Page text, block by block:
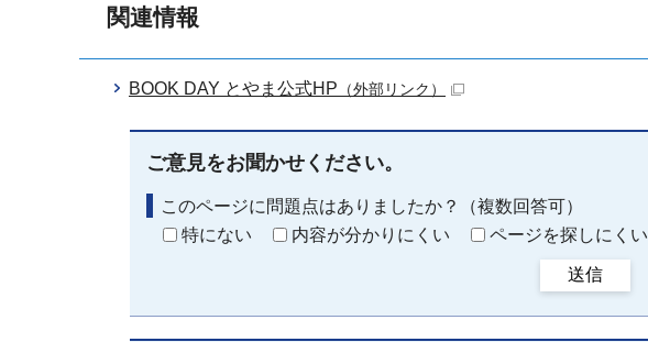
関連情報
BOOK DAY とやま公式HP （外部リンク）
ご意見をお聞かせください。
このページに問題点はありましたか？（複数回答可）
特にない
内容が分かりにくい ページを探しにくい
送信